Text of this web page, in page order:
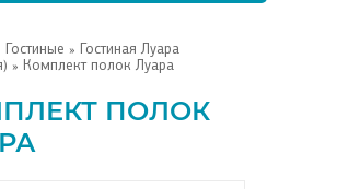
Гостиные » Гостиная Луара
» Комплект полок Луара
ПОЛОК